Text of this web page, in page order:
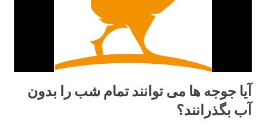
برای حرکت در اطراف نیاز دارد. مرغ ها دوست دارند در گله باشند
مرغ ها پرندگانی بسیار اجتماعی هستند...
آیا جوجه ها می توانند تمام شب را بدون
آب بگذرانند؟